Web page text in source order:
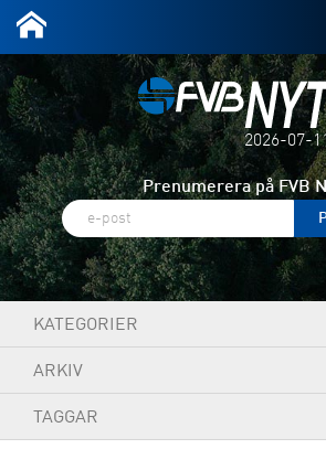
2026-07-
Prenumerera på FVB
KATEGORIER
ARKIV
TAGGAR